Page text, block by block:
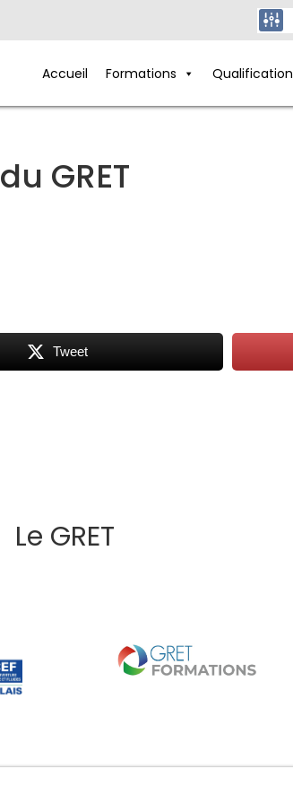
Accueil Formations Qualification
du GRET
Tweet
Le GRET